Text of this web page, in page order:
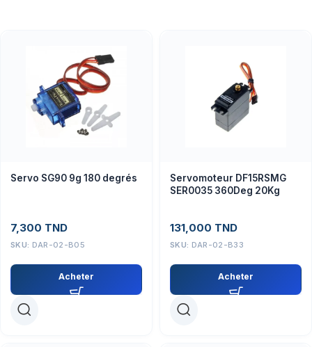
Servo SG90 9g 180 degrés
7,300 TND
SKU: DAR-02-B05
Acheter
Servomoteur DF15RSMG
SER0035 360Deg 20Kg
131,000 TND
SKU: DAR-02-B33
Acheter